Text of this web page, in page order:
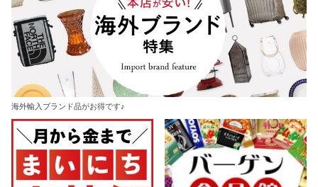
海外輸入ブランド品がお得です♪